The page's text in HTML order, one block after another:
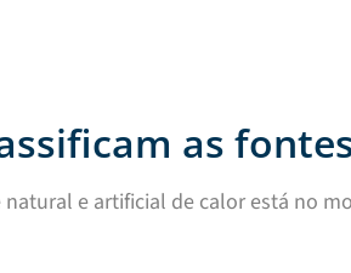
as
e artificial de calor está no